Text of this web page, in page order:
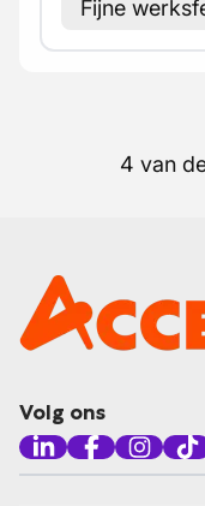
Fijne
4 van
Volg ons